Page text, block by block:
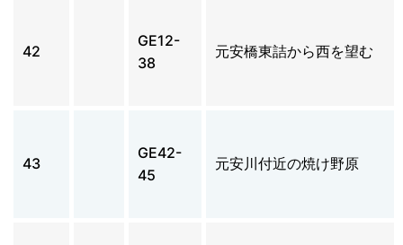
42
GE12-
38
元安橋東詰から西を望む
43
GE42-
45
元安川付近の焼け野原